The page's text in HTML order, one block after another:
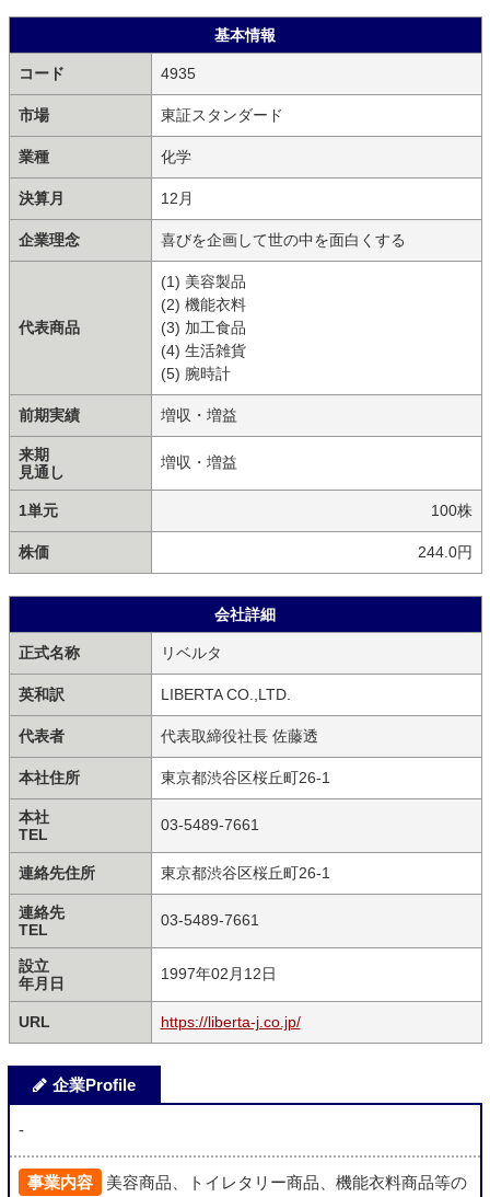
基本情報
コード 4935
市場 東証スタンダード
業種 化学
決算月 12月
企業理念 喜びを企画して世の中を面白くする
代表商品
(1) 美容製品
(2) 機能衣料
(3) 加工食品
(4) 生活雑貨
(5) 腕時計
前期実績 増収・増益
来期
見通し
増収・増益
1単元 100株
株価 244.0円
会社詳細
正式名称 リベルタ
英和訳 LIBERTA CO.,LTD.
代表者 代表取締役社長 佐藤透
本社住所 東京都渋谷区桜丘町26-1
本社
TEL
03-5489-7661
連絡先住所 東京都渋谷区桜丘町26-1
連絡先
TEL
03-5489-7661
設立
年月日
1997年02月12日
URL https://liberta-j.co.jp/
企業Profile
-
事業内容
美容商品、トイレタリー商品、機能衣料商品等の